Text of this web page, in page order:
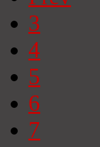
3
4
5
6
7